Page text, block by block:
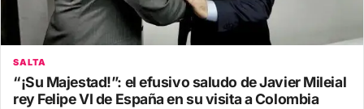
SALTA
“¡Su Majestad!”: el efusivo saludo de Javier Mileial
rey Felipe VI de España en su visita a Colombia